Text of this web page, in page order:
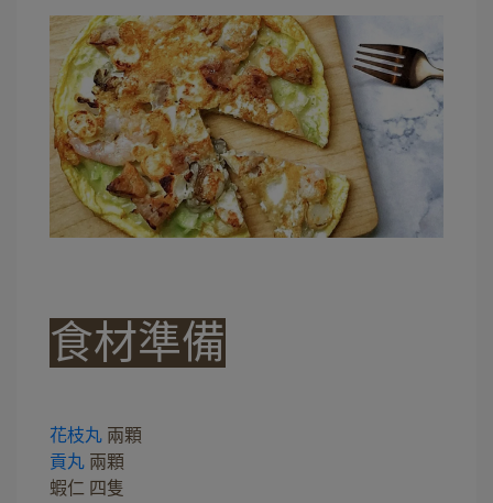
食材準備
花枝丸 兩顆
貢丸 兩顆
蝦仁 四隻